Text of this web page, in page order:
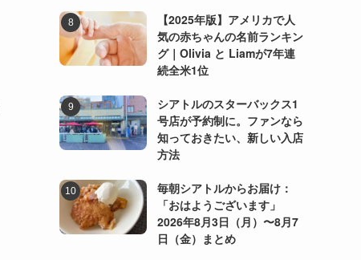
【2025年版】アメリカで人
気の赤ちゃんの名前ランキン
グ｜Olivia と Liamが7年連
続全米1位
シアトルのスターバックス1
号店が予約制に。ファンなら
知っておきたい、新しい入店
方法
毎朝シアトルからお届け：
「おはようございます」
2026年8月3日（月）〜8月7
日（金）まとめ